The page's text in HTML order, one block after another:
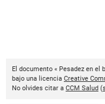
El documento « Pesadez en el
bajo una licencia Creative
No olvides citar a CCM Salud (